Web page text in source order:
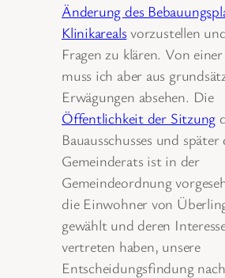
Änderung des
Klinikarealsvorzustellen
Fragen zu klären. Von
muss ich aber aus
Erwägungen absehen. Die
Öffentlichkeit der Sitzung
Bauausschusses und später
Gemeinderats ist in der
Gemeindeordnung
die Einwohner von
gewählt und deren
vertreten haben, unsere
Entscheidungsfindung